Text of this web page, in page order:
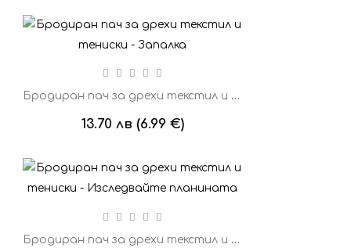
Бродиран пач за дрехи текстил и тениски - Запалка
13.70 лв (6.99 €)
Бродиран пач за дрехи текстил и тениски - Изследвайте планината